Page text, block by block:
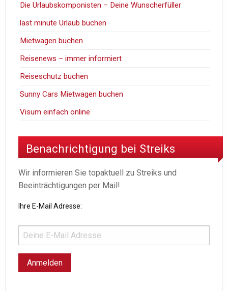
Die Urlaubskomponisten – Deine Wunscherfüller
last minute Urlaub buchen
Mietwagen buchen
Reisenews – immer informiert
Reiseschutz buchen
Sunny Cars Mietwagen buchen
Visum einfach online
Benachrichtigung bei Streiks
Wir informieren Sie topaktuell zu Streiks und
Beeinträchtigungen per Mail!
Ihre E-Mail Adresse: